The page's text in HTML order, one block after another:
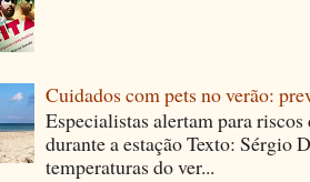
Cuidados com pets no verão:
Especialistas alertam para
durante a estação Texto: Sérgio
temperaturas do ver...